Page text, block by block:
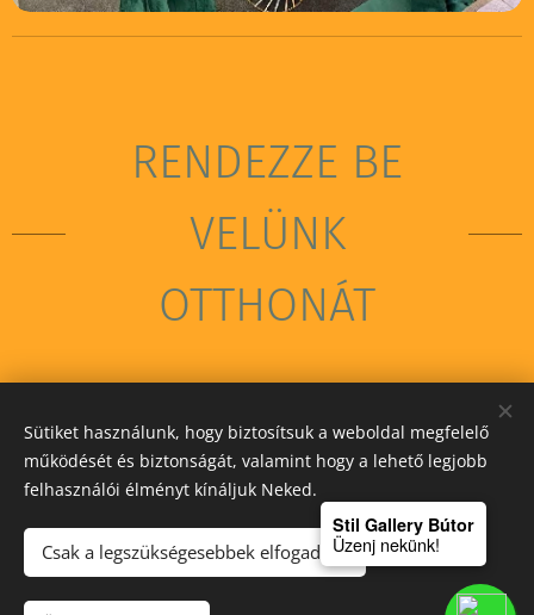
RENDEZZE BE
VELÜNK
OTTHONÁT
STIL GALLERY KFT
Sütiket használunk, hogy biztosítsuk a weboldal megfelelő
működését és biztonságát, valamint hogy a lehető legjobb
felhasználói élményt kínáljuk Neked.
Csak a legszükségesebbek elfogadása
Stil Gallery Bútor
Üzenj nekünk!